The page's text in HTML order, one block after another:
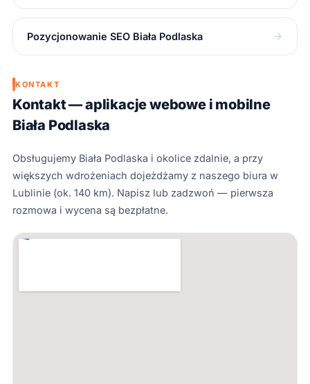
Pozycjonowanie SEO Biała Podlaska
KONTAKT
Kontakt — aplikacje webowe i mobilne
Biała Podlaska
Obsługujemy Biała Podlaska i okolice zdalnie, a przy
większych wdrożeniach dojeżdżamy z naszego biura w
Lublinie (ok. 140 km). Napisz lub zadzwoń — pierwsza
rozmowa i wycena są bezpłatne.